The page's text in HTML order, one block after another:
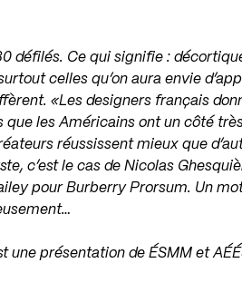
défilés. Ce qui signifie :
celles qu’on aura envie
«Les designers français
les Américains ont un côté
réussissent mieux que
c’est le cas de Nicolas
pour Burberry Prorsum. Un
une présentation de ÉSMM et